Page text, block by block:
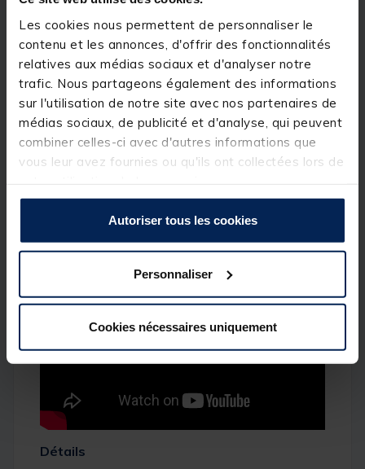
Les cookies nous permettent de personnaliser le
contenu et les annonces, d'offrir des fonctionnalités
relatives aux médias sociaux et d'analyser notre
trafic. Nous partageons également des informations
sur l'utilisation de notre site avec nos partenaires de
médias sociaux, de publicité et d'analyse, qui peuvent
combiner celles-ci avec d'autres informations que
vous leur avez fournies ou qu'ils ont collectées lors de
Autoriser tous les cookies
Personnaliser
Cookies nécessaires uniquement
Avec ses 2,25 m, cette canne Fresh Sniper offre un
bras de levier idéal pour propulser à distance des
leurres lourds et volumineux. Grâce à cette canne
Fresh Sniper, vous aurez également un meilleur
contrôle de votre leurre sur des pêches profondes
avec des swimbaits et autres shads ainsi qu’une
puissance de ferrage indispensable sur des gros
poissons avec de tels leurres.
Carbone IM24T
Anneaux anti-emmêlement SiC
Poignée ergonomique EVA haute densité
Étui tissu Oxford
Détails